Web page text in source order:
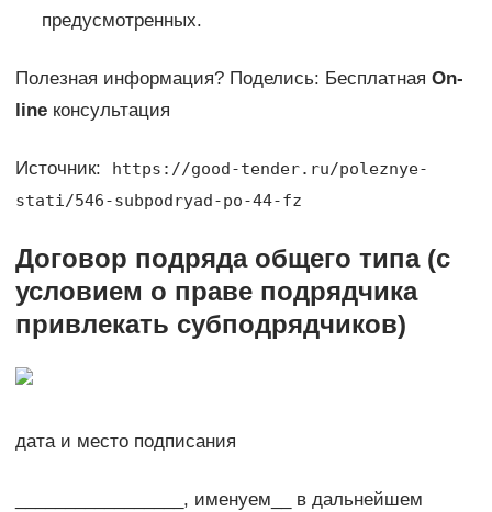
предусмотренных.
Полезная информация? Поделись: Бесплатная On-
lineконсультация
Источник:
https://good-tender.ru/poleznye-
stati/546-subpodryad-po-44-fz
Договор подряда общего типа (с
условием о праве подрядчика
привлекать субподрядчиков)
дата и место подписания
_________________, именуем__ в дальнейшем